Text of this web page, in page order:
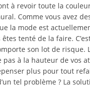
à revoir toute la
Comme vous avez
la mode est
êtes tenté de la faire.
son lot de risque.
pas à la hauteur de vos
plus pour tout
tel problème ? La